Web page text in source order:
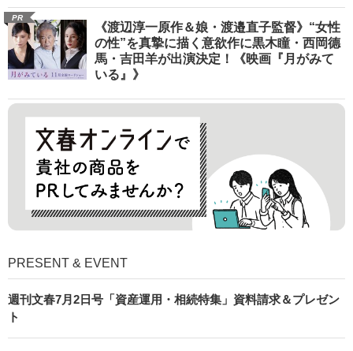
PR
《渡辺淳一原作＆娘・渡邉直子監督》“女性
の性”を真摯に描く意欲作に黒木瞳・西岡德
馬・吉田羊が出演決定！《映画『月がみて
いる』》
PRESENT & EVENT
週刊文春7月2日号「資産運用・相続特集」資料請求＆プレゼン
ト